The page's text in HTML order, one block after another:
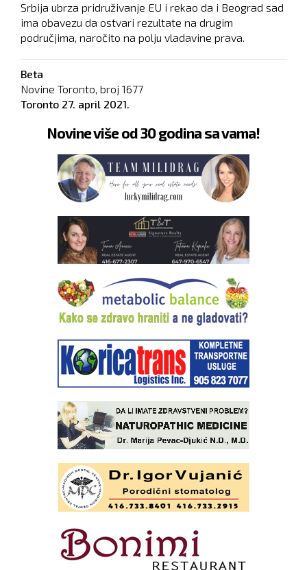
Srbija ubrza pridruživanje EU i rekao da i Beograd sad
ima obavezu da ostvari rezultate na drugim
područjima, naročito na polju vladavine prava.
Beta
Novine Toronto, broj 1677
Toronto 27. april 2021.
Novine više od 30 godina sa vama!